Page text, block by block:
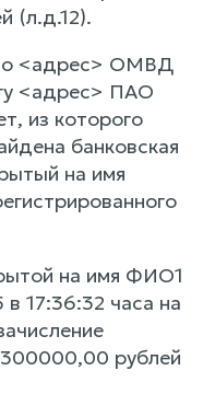
(л.д.12).
<адрес> ОМВД
<адрес> ПАО
из которого
банковская
на имя
на имя ФИО1
17:36:32 часа на
рублей